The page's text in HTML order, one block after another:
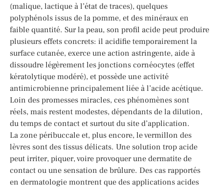
(malique, lactique à l’état de traces), quelques
polyphénols issus de la pomme, et des minéraux en
faible quantité. Sur la peau, son profil acide peut produire
plusieurs effets concrets: il acidifie temporairement la
surface cutanée, exerce une action astringente, aide à
dissoudre légèrement les jonctions cornéocytes (effet
kératolytique modéré), et possède une activité
antimicrobienne principalement liée à l’acide acétique.
Loin des promesses miracles, ces phénomènes sont
réels, mais restent modestes, dépendants de la dilution,
du temps de contact et surtout du site d’application.
La zone péribuccale et, plus encore, le vermillon des
lèvres sont des tissus délicats. Une solution trop acide
peut irriter, piquer, voire provoquer une dermatite de
contact ou une sensation de brûlure. Des cas rapportés
en dermatologie montrent que des applications acides